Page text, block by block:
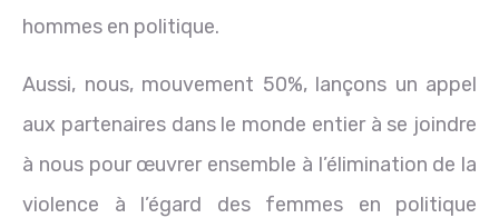
hommes en politique.
Aussi, nous, mouvement 50%, lançons un appel
aux partenaires dans le monde entier à se joindre
à nous pour œuvrer ensemble à l’élimination de la
violence à l’égard des femmes en politique